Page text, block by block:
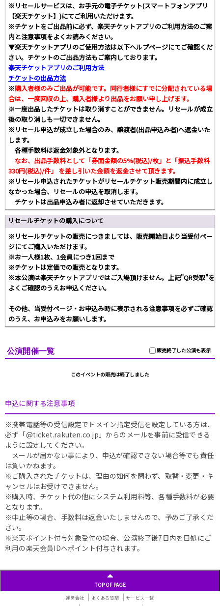
※リセールサービスは、お手元の電子チケット(スマートフォンアプリ
【楽天チケット】)にてご利用いただけます。
※チケットをご出品前に必ず、楽天チケットアプリのご利用方法のご案
内と注意事項をよくお読みください。
▼楽天チケットアプリのご使用方法は以下ヘルプページにてご確認くだ
さい。チケットのご出品方法もご案内しております。
楽天チケットアプリのご利用方法
チケットの出品方法
※購入者様のみご出品が可能です。同行者様にすでに分配されている場
合は、一度回収の上、購入者様より出品をお願い申し上げます。
※一度出品したチケットは取り消すことができません。リセールが成立
後の取り消しも一切できません。
※リセール申込が成立した場合のみ、譲渡者(出品申込み者)へ返金いた
します。
各種手数料は返金対象外となります。
なお、出品手数料として「券面金額の5%(税込)/枚」と「振込手数料
330円(税込)/件」 を差し引いた金額を返金させて頂きます。
※リセール申込されたチケットがリセールチケット販売期間内に成立し
なかった場合、リセールの申込を取消します。
チケットは出品申込み者に返却させていただきます。
リセールチケットの購入について
※リセールチケットの販売につきましては、販売開始日より当受付ペー
ジにてご購入いただけます。
※お一人様1枚、1会員につき1回まで
※チケットは定価での販売となります。
※本公演は楽天チケットアプリではご入場頂けません。上記"QR受取"を
よくご確認のうえお申込ください。
その他、当受付ページ・お申込み時に表示される注意事項を必ずご確認
のうえ、お申込みをお願いします。
販売終了した公演も表示
公演開催一覧
このイベントの販売は終了しました
申込に関する注意事項
※携帯電話等の受信設定でドメイン指定受信を設定している方は、
必ず「@ticket.rakuten.co.jp」からのメールを事前に受信できる
ように設定してください。
メールが届かない事により、申込が確認できない場合等でも責任
は負いかねます。
※ご購入されたチケットは、理由の如何を問わず、取替・変更・キ
ャンセルはお受けできません。
※購入時、チケット代の他にシステム利用料等、各種手数料が必要
となります。
※中止等の場合、手数料は返金いたしませんので、予めご了承くだ
さい。
※楽天ポイント付与対象受付の場合、公演終了後7日内を目処にご
利用の楽天会員IDへポイント付与されます。
TOP OF PAGE
運営会社 よくある質問
サービス一覧